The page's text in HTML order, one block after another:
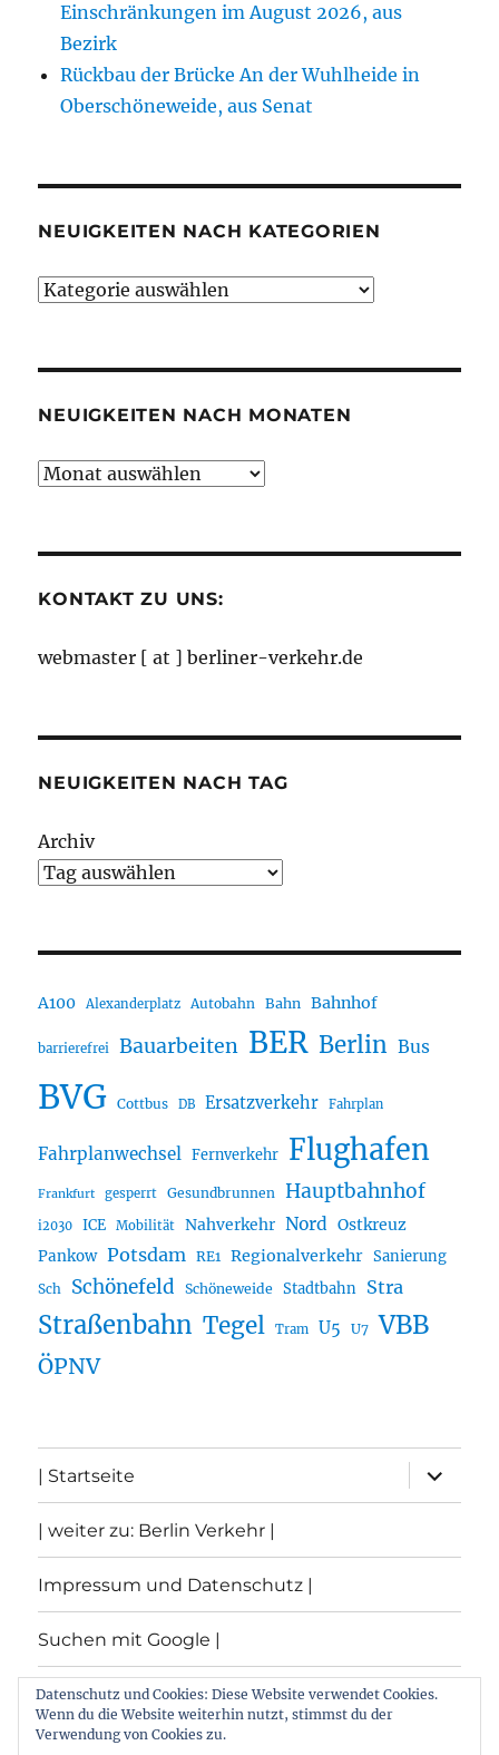
Einschränkungen im August 2026, aus
Bezirk
Rückbau der Brücke An der Wuhlheide in
Oberschöneweide, aus Senat
NEUIGKEITEN NACH KATEGORIEN
Neuigkeiten
NEUIGKEITEN NACH MONATEN
Neuigkeiten
KONTAKT ZU UNS:
webmaster [ at ] berliner-verkehr.de
NEUIGKEITEN NACH TAG
Archiv
A100 Alexanderplatz Autobahn Bahn Bahnhof
barrierefrei Bauarbeiten BER Berlin Bus
BVG Cottbus DB Ersatzverkehr Fahrplan
Fahrplanwechsel Fernverkehr Flughafen
Frankfurt gesperrt Gesundbrunnen Hauptbahnhof
i2030 ICE Mobilität Nahverkehr Nord Ostkreuz
Pankow Potsdam RE1 Regionalverkehr Sanierung
Sch Schönefeld Schöneweide Stadtbahn Stra
Straßenbahn Tegel Tram U5 U7 VBB
ÖPNV
| Startseite
öffnen
| weiter zu: Berlin Verkehr |
Impressum und Datenschutz |
Suchen mit Google |
Themen
Datenschutz und Cookies: Diese Website verwendet Cookies.
Wenn du die Website weiterhin nutzt, stimmst du der
Verwendung von Cookies zu.